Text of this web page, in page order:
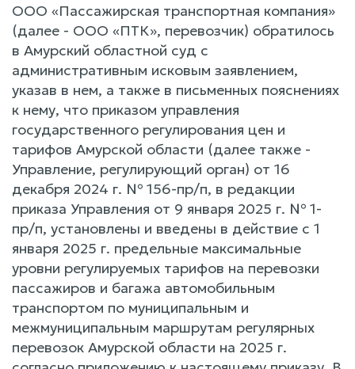
ООО «Пассажирская транспортная компания»
(далее - ООО «ПТК», перевозчик) обратилось
в Амурский областной суд с
административным исковым заявлением,
указав в нем, а также в письменных пояснениях
к нему, что приказом управления
государственного регулирования цен и
тарифов Амурской области (далее также -
Управление, регулирующий орган) от 16
декабря 2024 г. № 156-пр/п, в редакции
приказа Управления от 9 января 2025 г. № 1-
пр/п, установлены и введены в действие с 1
января 2025 г. предельные максимальные
уровни регулируемых тарифов на перевозки
пассажиров и багажа автомобильным
транспортом по муниципальным и
межмуниципальным маршрутам регулярных
перевозок Амурской области на 2025 г.